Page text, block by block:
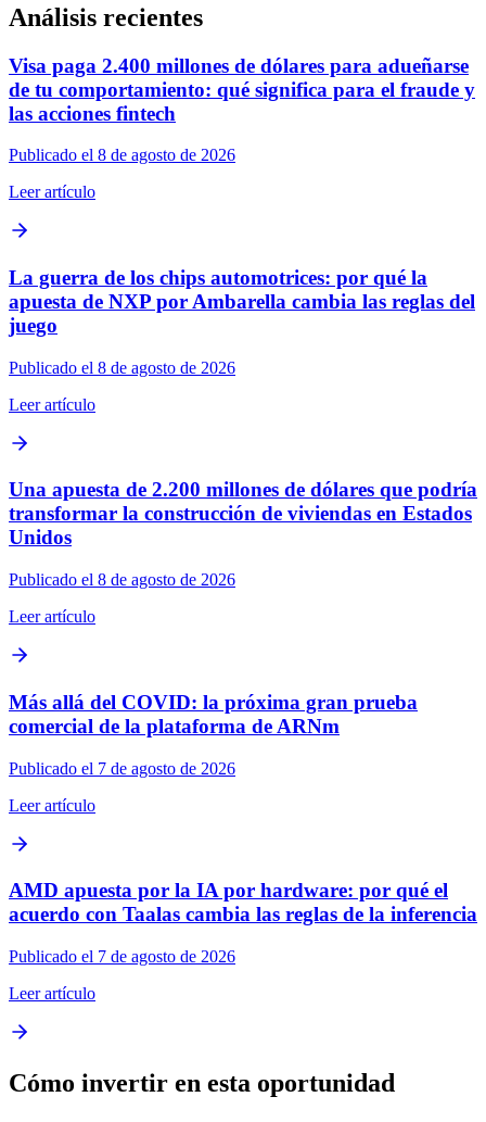
Análisis recientes
Visa paga 2.400 millones de dólares para adueñarse
de tu comportamiento: qué significa para el fraude y
las acciones fintech
Publicado el 8 de agosto de 2026
Leer artículo
La guerra de los chips automotrices: por qué la
apuesta de NXP por Ambarella cambia las reglas del
juego
Publicado el 8 de agosto de 2026
Leer artículo
Una apuesta de 2.200 millones de dólares que podría
transformar la construcción de viviendas en Estados
Unidos
Publicado el 8 de agosto de 2026
Leer artículo
Más allá del COVID: la próxima gran prueba
comercial de la plataforma de ARNm
Publicado el 7 de agosto de 2026
Leer artículo
AMD apuesta por la IA por hardware: por qué el
acuerdo con Taalas cambia las reglas de la inferencia
Publicado el 7 de agosto de 2026
Leer artículo
Cómo invertir en esta oportunidad